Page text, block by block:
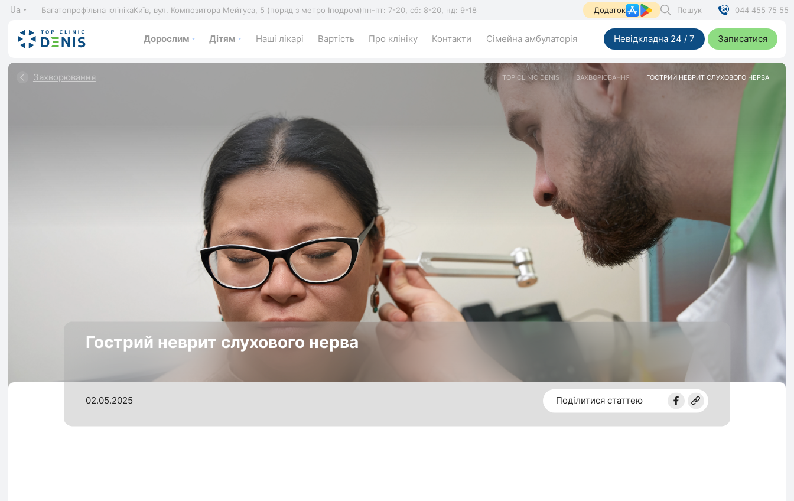
Ua Багатопрофільна клінікаКиїв, вул. Композитора Мейтуса, 5 (поряд з метро Іподром)пн-пт: 7-20, сб: 8-20, нд: 9-18 Додаток Пошук 044 455 75 55
Дорослим Дітям Наші лікарі Вартість Про клініку Контакти Сімейна амбулаторія Невідкладна 24 / 7 Записатися
Захворювання TOP CLINIC DENIS ЗАХВОРЮВАННЯ ГОСТРИЙ НЕВРИТ СЛУХОВОГО НЕРВА
Гострий неврит слухового нерва
02.05.2025 Поділитися статтею